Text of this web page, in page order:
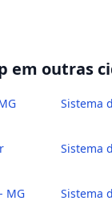
em outras
Sistema
Sistema
MG Sistema